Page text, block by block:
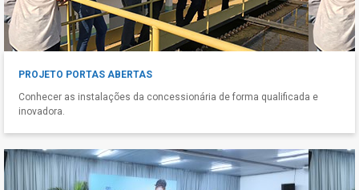
PROJETO PORTAS ABERTAS
Conhecer as instalações da concessionária de forma qualificada e
inovadora.